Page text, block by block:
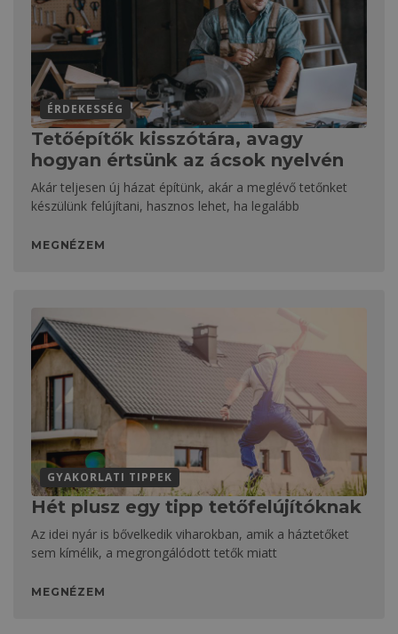
ÉRDEKESSÉG
Tetőépítők kisszótára, avagy
hogyan értsünk az ácsok nyelvén
Akár teljesen új házat építünk, akár a meglévő tetőnket
készülünk felújítani, hasznos lehet, ha legalább
MEGNÉZEM
GYAKORLATI TIPPEK
Hét plusz egy tipp tetőfelújítóknak
Az idei nyár is bővelkedik viharokban, amik a háztetőket
sem kímélik, a megrongálódott tetők miatt
MEGNÉZEM